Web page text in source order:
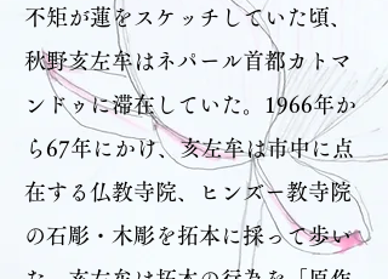
不矩が蓮をスケッチしていた頃、
秋野亥左牟はネパール首都カトマ
ンドゥに滞在していた。1966年か
ら67年にかけ、亥左牟は市中に点
在する仏教寺院、ヒンズー教寺院
の石彫・木彫を拓本に採って歩い